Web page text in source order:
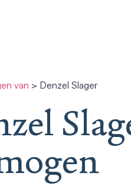
van Denzel Slager